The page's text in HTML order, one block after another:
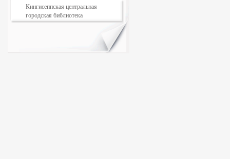
Кингисеппская центральная
городская библиотека